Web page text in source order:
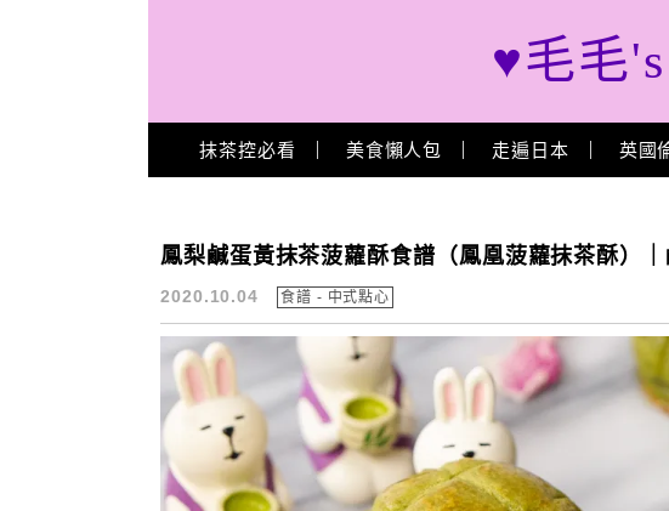
♥毛毛
Main Menu
抹茶控必看 美食懶人包 走遍日本 英國
鳳凰酥 食譜
鳳梨鹹蛋黃抹茶菠蘿酥食譜（鳳凰菠蘿抹茶酥）
2020.10.04 食譜 - 中式點心